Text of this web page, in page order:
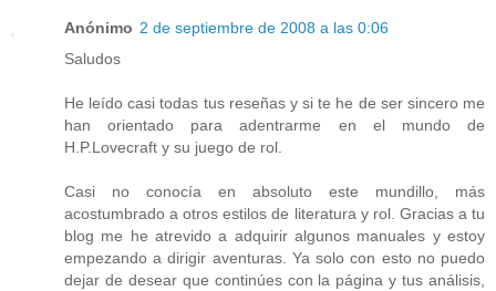
Anónimo 2 de septiembre de 2008 a las 0:06
Saludos
He leído casi todas tus reseñas y si te he de ser sincero me
han orientado para adentrarme en el mundo de
H.P.Lovecraft y su juego de rol.
Casi no conocía en absoluto este mundillo, más
acostumbrado a otros estilos de literatura y rol. Gracias a tu
blog me he atrevido a adquirir algunos manuales y estoy
empezando a dirigir aventuras. Ya solo con esto no puedo
dejar de desear que continúes con la página y tus análisis,